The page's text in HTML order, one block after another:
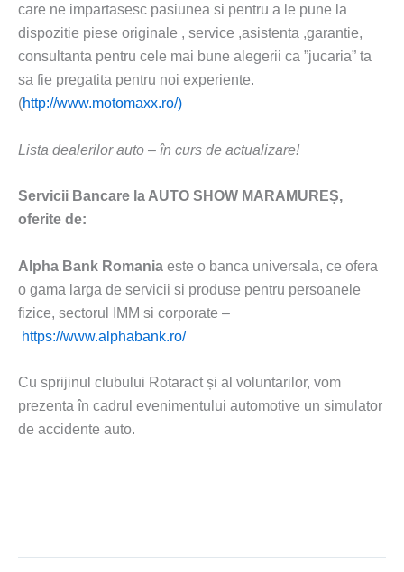
care ne impartasesc pasiunea si pentru a le pune la
dispozitie piese originale , service ,asistenta ,garantie,
consultanta pentru cele mai bune alegerii ca ”jucaria” ta
sa fie pregatita pentru noi experiente.
(http://www.motomaxx.ro/)
Lista dealerilor auto – în curs de actualizare!
Servicii Bancare la AUTO SHOW MARAMUREȘ,
oferite de:
Alpha Bank Romania este o banca universala, ce ofera
o gama larga de servicii si produse pentru persoanele
fizice, sectorul IMM si corporate –
https://www.alphabank.ro/
Cu sprijinul clubului Rotaract și al voluntarilor, vom
prezenta în cadrul evenimentului automotive un simulator
de accidente auto.